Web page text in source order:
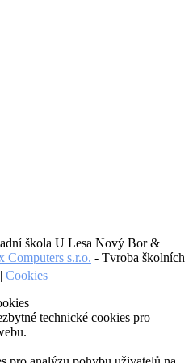
škola U Lesa Nový Bor &
Computers s.r.o. - Tvroba školních
| Cookies
technické cookies pro